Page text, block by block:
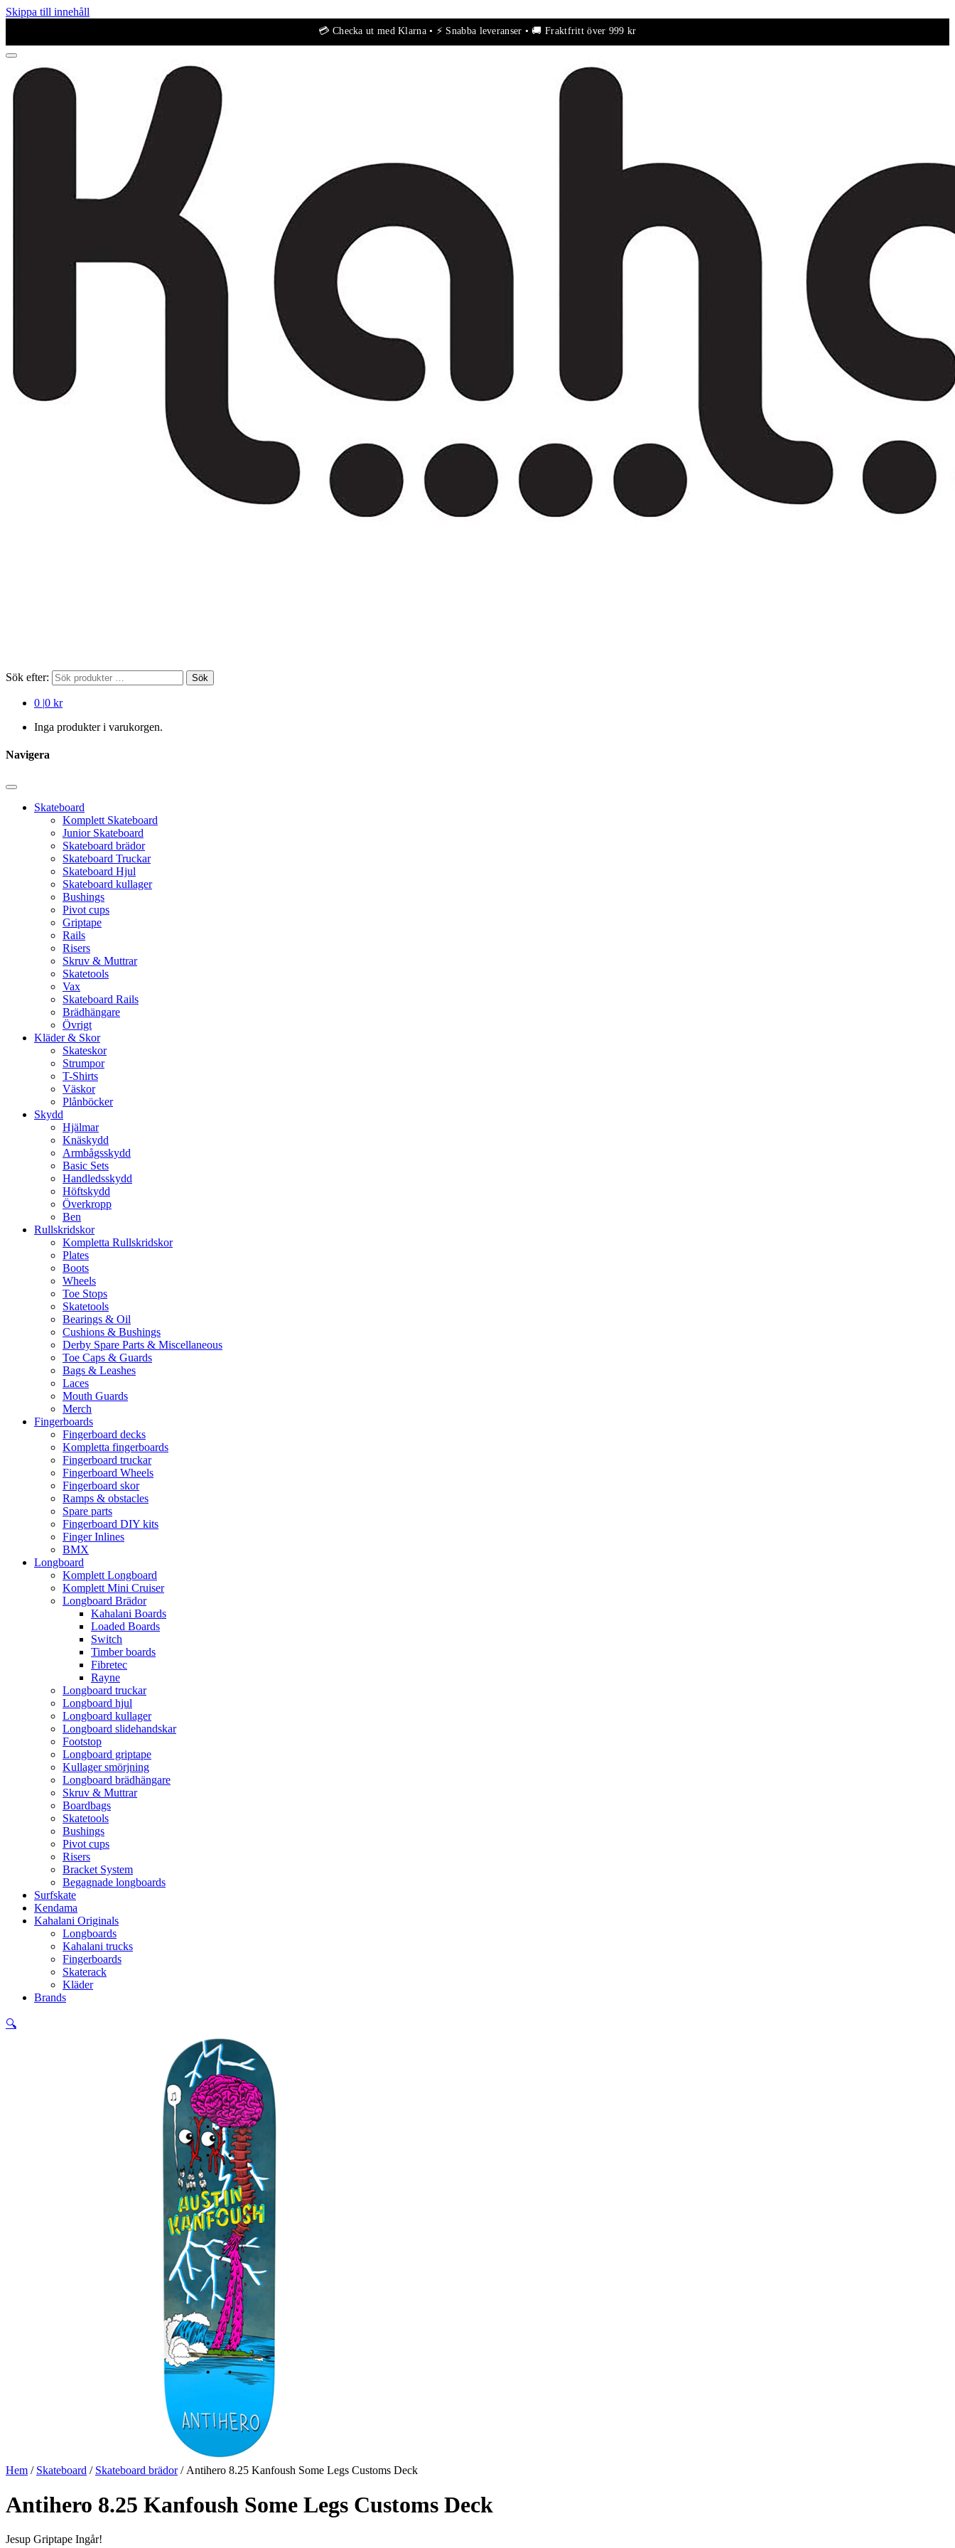
Skippa till innehåll
Sök efter: Sök
0 |0 kr
Inga produkter i varukorgen.
Navigera
Skateboard
Komplett Skateboard
Junior Skateboard
Skateboard brädor
Skateboard Truckar
Skateboard Hjul
Skateboard kullager
Bushings
Pivot cups
Griptape
Rails
Risers
Skruv & Muttrar
Skatetools
Vax
Skateboard Rails
Brädhängare
Övrigt
Kläder & Skor
Skateskor
Strumpor
T-Shirts
Väskor
Plånböcker
Skydd
Hjälmar
Knäskydd
Armbågsskydd
Basic Sets
Handledsskydd
Höftskydd
Överkropp
Ben
Rullskridskor
Kompletta Rullskridskor
Plates
Boots
Wheels
Toe Stops
Skatetools
Bearings & Oil
Cushions & Bushings
Derby Spare Parts & Miscellaneous
Toe Caps & Guards
Bags & Leashes
Laces
Mouth Guards
Merch
Fingerboards
Fingerboard decks
Kompletta fingerboards
Fingerboard truckar
Fingerboard Wheels
Fingerboard skor
Ramps & obstacles
Spare parts
Fingerboard DIY kits
Finger Inlines
BMX
Longboard
Komplett Longboard
Komplett Mini Cruiser
Longboard Brädor
Kahalani Boards
Loaded Boards
Switch
Timber boards
Fibretec
Rayne
Longboard truckar
Longboard hjul
Longboard kullager
Longboard slidehandskar
Footstop
Longboard griptape
Kullager smörjning
Longboard brädhängare
Skruv & Muttrar
Boardbags
Skatetools
Bushings
Pivot cups
Risers
Bracket System
Begagnade longboards
Surfskate
Kendama
Kahalani Originals
Longboards
Kahalani trucks
Fingerboards
Skaterack
Kläder
Brands
🔍
Hem / Skateboard / Skateboard brädor/ Antihero 8.25 Kanfoush Some Legs Customs Deck
Antihero 8.25 Kanfoush Some Legs Customs Deck
Jesup Griptape Ingår!